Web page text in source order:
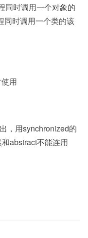
时调用一个对象的
同时调用一个类的该
用
，用synchronized的
abstract不能连用